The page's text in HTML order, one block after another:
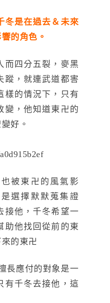
冬是在過去＆未來
的角色。
而四分五裂，麥黑
蹤，就連武道都害
樣的情況下，只有
變，他知道東卍的
好。
被東卍的風氣影
選擇默默蒐集證
接他，千冬希望一
助他找回從前的東
的東卍
長應付的對象是一
有千冬去接他，這